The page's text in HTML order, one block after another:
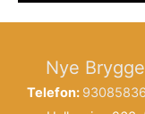
Nye
Telefon: 93085836